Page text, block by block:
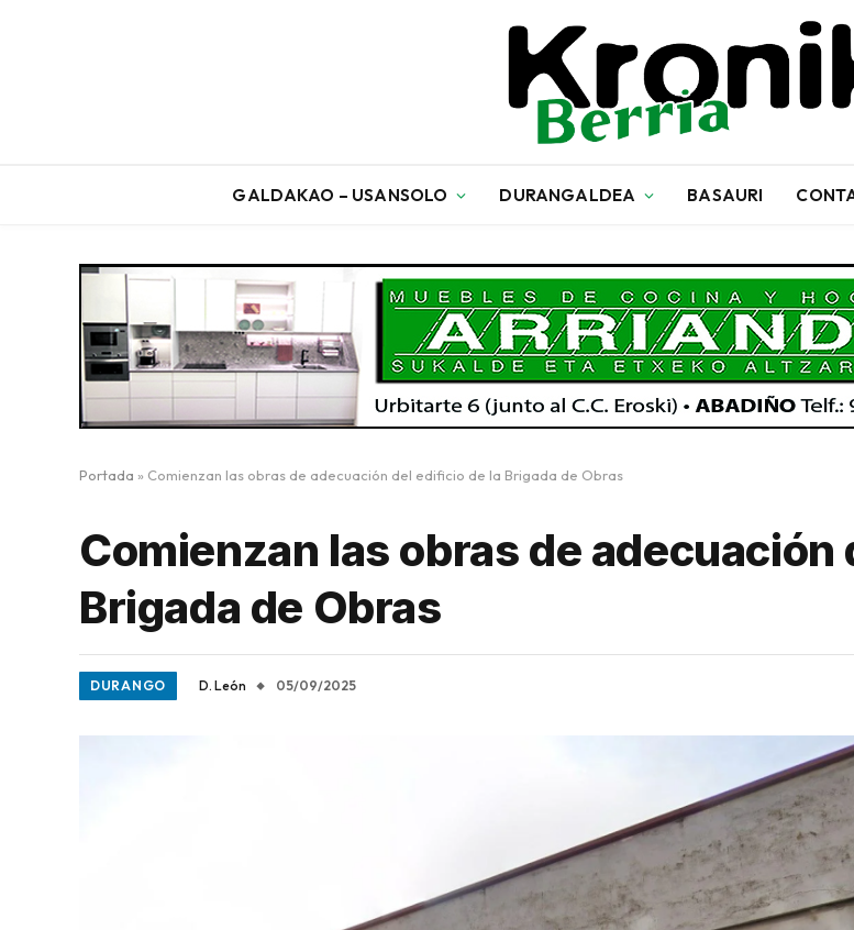
GALDAKAO – USANSOLO DURANGALDEA BASAURI
Portada » Comienzan las obras de adecuación del edificio de la Brigada de Obras
Comienzan las obras de adecuación
Brigada de Obras
DURANGO D. León 05/09/2025